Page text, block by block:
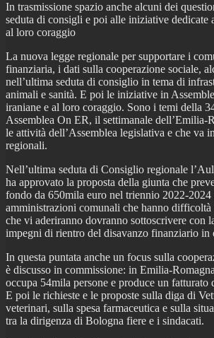
In trasmissione spazio anche alcuni dei
seduta di consigli e poi alle iniziative dedicate
al loro coraggio
La nuova legge regionale per supportare i
finanziaria, i dati sulla cooperazione sociale,
nell’ultima seduta di consiglio in tema di
animali e sanità. E poi le iniziative in
iraniane e al loro coraggio. Sono i temi della
Assemblea On ER, il settimanale dell’Emilia-
le attività dell’Assemblea legislativa e che va
regionali.
Nell’ultima seduta di Consiglio regionale
ha approvato la proposta della giunta che
fondo da 650mila euro nel triennio 2022-2024
amministrazioni comunali che hanno
che vi aderiranno dovranno sottoscrivere con
impegni di rientro del disavanzo finanziario in
In questa puntata anche un focus sulla
è discusso in commissione: in Emilia-
occupa 54mila persone e produce un
E poi le richieste e le proposte sulla diga di
veterinari, sulla spesa farmaceutica e sulla
tra la dirigenza di Bologna fiere e i sindacati.